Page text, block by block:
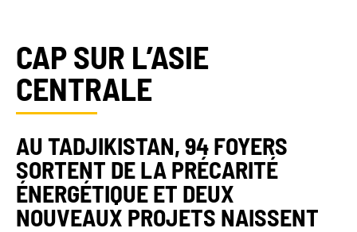
CAP SUR L’ASIE
CENTRALE
AU TADJIKISTAN, 94 FOYERS
SORTENT DE LA PRÉCARITÉ
ÉNERGÉTIQUE ET DEUX
NOUVEAUX PROJETS NAISSENT